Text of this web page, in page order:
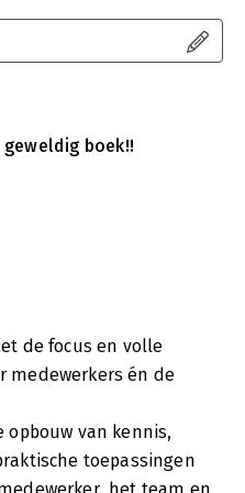
boek!!
de focus en volle
medewerkers én de
opbouw van kennis,
toepassingen